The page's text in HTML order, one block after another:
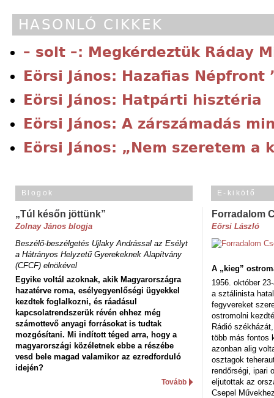
HASONLÓ CIKKEK
– solt –: Megkérdeztük Ráday
Eörsi János: Hazafias Népfront
Eörsi János: Hatpárti hisztéria
Eörsi János: A zárszámadás
Eörsi János: „Nem szeretem a
Blogok
„Túl későn jöttünk”
Zolnay János blogja
Beszélő-beszélgetés Ujlaky Andrással az Esélyt
a Hátrányos Helyzetű Gyerekeknek Alapítvány
(CFCF) elnökével
Egyike voltál azoknak, akik Magyarországra
hazatérve roma, esélyegyenlőségi ügyekkel
kezdtek foglalkozni, és ráadásul
kapcsolatrendszerük révén ehhez még
számottevő anyagi forrásokat is tudtak
mozgósítani. Mi indított téged arra, hogy a
magyarországi közéletnek ebbe a részébe
vesd bele magad valamikor az ezredforduló
idején?
Tovább
E-kikötő
Forradalom
Eörsi László
A „kieg”
1956. október
a sztálinista
fegyvereket
ostromolni
Rádió
több más fontos
azonban alig
osztagok
rendőrségi, ipari
eljutottak az
Csepel